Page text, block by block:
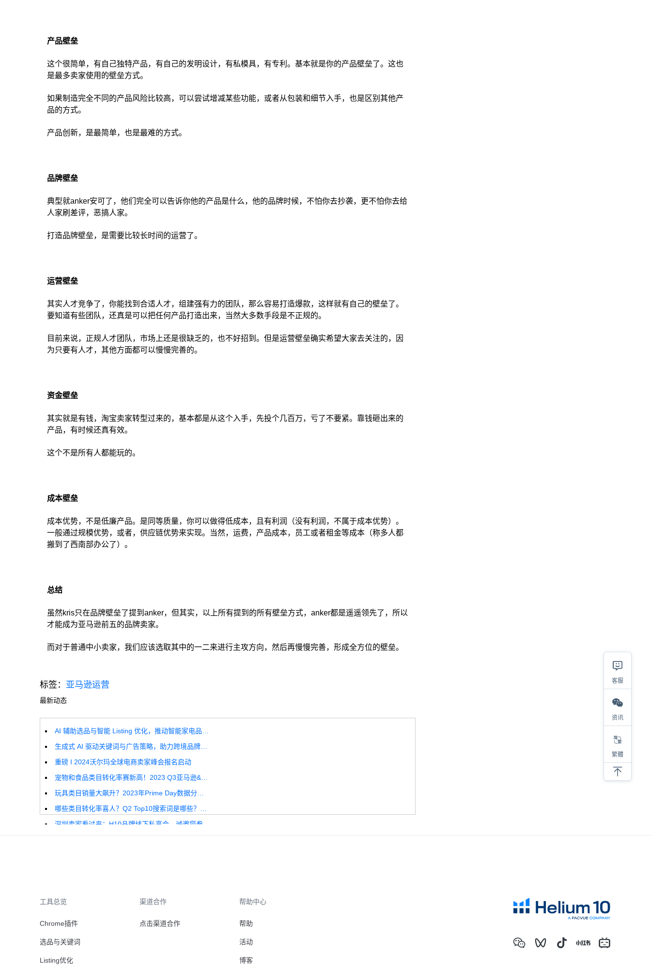
产品壁垒
这个很简单，有自己独特产品，有自己的发明设计，有私模具，有专利。基本就是你的产品壁垒了。这也
是最多卖家使用的壁垒方式。
如果制造完全不同的产品风险比较高，可以尝试增减某些功能，或者从包装和细节入手，也是区别其他产
品的方式。
产品创新，是最简单，也是最难的方式。
品牌壁垒
典型就anker安可了，他们完全可以告诉你他的产品是什么，他的品牌时候，不怕你去抄袭，更不怕你去给
人家刷差评，恶搞人家。
打造品牌壁垒，是需要比较长时间的运营了。
运营壁垒
其实人才竞争了，你能找到合适人才，组建强有力的团队，那么容易打造爆款，这样就有自己的壁垒了。
要知道有些团队，还真是可以把任何产品打造出来，当然大多数手段是不正规的。
目前来说，正规人才团队，市场上还是很缺乏的，也不好招到。但是运营壁垒确实希望大家去关注的，因
为只要有人才，其他方面都可以慢慢完善的。
资金壁垒
其实就是有钱，淘宝卖家转型过来的，基本都是从这个入手，先投个几百万，亏了不要紧。靠钱砸出来的
产品，有时候还真有效。
这个不是所有人都能玩的。
成本壁垒
成本优势，不是低廉产品。是同等质量，你可以做得低成本，且有利润（没有利润，不属于成本优势）。
一般通过规模优势，或者，供应链优势来实现。当然，运费，产品成本，员工或者租金等成本（称多人都
搬到了西南部办公了）。
总结
虽然kris只在品牌壁垒了提到anker，但其实，以上所有提到的所有壁垒方式，anker都是遥遥领先了，所以
才能成为亚马逊前五的品牌卖家。
而对于普通中小卖家，我们应该选取其中的一二来进行主攻方向，然后再慢慢完善，形成全方位的壁垒。
标签： 亚马逊运营
最新动态
重磅 I 2024沃尔玛全球电商卖家峰会报名启动
工具总览
Chrome插件
选品与关键词
Listing优化
渠道合作
点击渠道合作
帮助中心
帮助
活动
博客
客服
资讯
繁體